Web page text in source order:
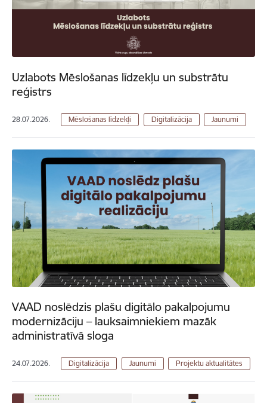
Uzlabots Mēslošanas līdzekļu un substrātu
reģistrs
28.07.2026. Mēslošanas līdzekļi Digitalizācija Jaunumi
VAAD noslēdzis plašu digitālo pakalpojumu
modernizāciju – lauksaimniekiem mazāk
administratīvā sloga
24.07.2026. Digitalizācija Jaunumi Projektu aktualitātes